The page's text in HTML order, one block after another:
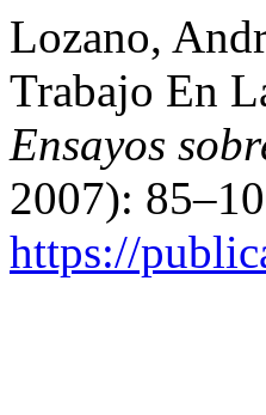
Lozano,
Trabajo En
Ensayos
2007):
https://